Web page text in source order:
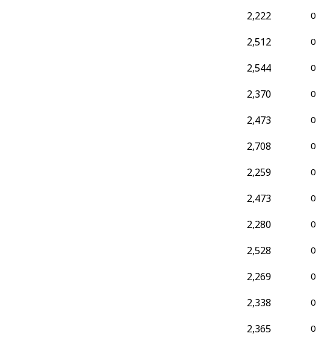
0
2,222
0
2,512
0
2,544
0
2,370
0
2,473
0
2,708
0
2,259
0
2,473
0
2,280
0
2,528
0
2,269
0
2,338
0
2,365